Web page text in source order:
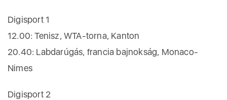
Digisport 1
12.00: Tenisz, WTA-torna, Kanton
20.40: Labdarúgás, francia bajnokság, Monaco-
Nimes
Digisport 2